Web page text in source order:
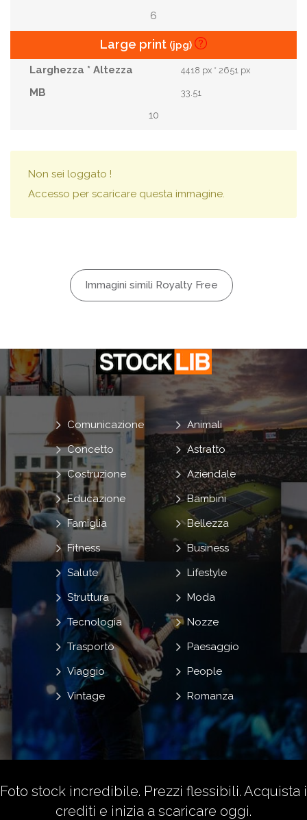
6
Large print (jpg)
4418 px * 2651 px
33.51
10
Non sei loggato !
Accesso per scaricare questa immagine.
Immagini simili Royalty Free
Animali
Astratto
Aziendale
Bambini
Bellezza
Business
Comunicazione
Concetto
Costruzione
Educazione
Famiglia
Fitness
Lifestyle
Moda
Nozze
Paesaggio
People
Romanza
Salute
Struttura
Tecnologia
Trasporto
Viaggio
Vintage
Foto stock incredibile. Prezzi flessibili. Acquista i
crediti e inizia a scaricare oggi.